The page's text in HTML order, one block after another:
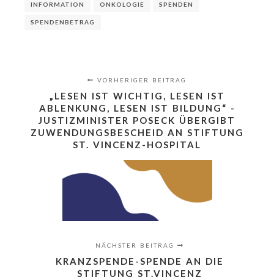
INFORMATION ONKOLOGIE SPENDEN
SPENDENBETRAG
VORHERIGER BEITRAG
„LESEN IST WICHTIG, LESEN IST
ABLENKUNG, LESEN IST BILDUNG“ -
JUSTIZMINISTER POSECK ÜBERGIBT
ZUWENDUNGSBESCHEID AN STIFTUNG
ST. VINCENZ-HOSPITAL
NÄCHSTER BEITRAG
KRANZSPENDE-SPENDE AN DIE
STIFTUNG ST.VINCENZ